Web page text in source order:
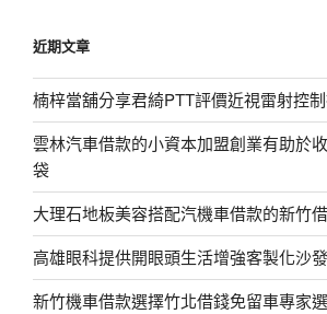
字:
近期文章
楠梓當舖分享君綺PTT評價近視雷射控
雲林汽車借款的小資本加盟創業有助於
袋
大理石地板美容搭配汽機車借款的新竹
高雄眼科提供開眼頭生活增強客製化沙
新竹機車借款選擇竹北借錢免留車專家